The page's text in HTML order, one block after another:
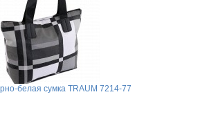
белая сумка TRAUM 7214-77